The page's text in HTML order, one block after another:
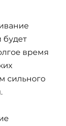
будет
время
сильного